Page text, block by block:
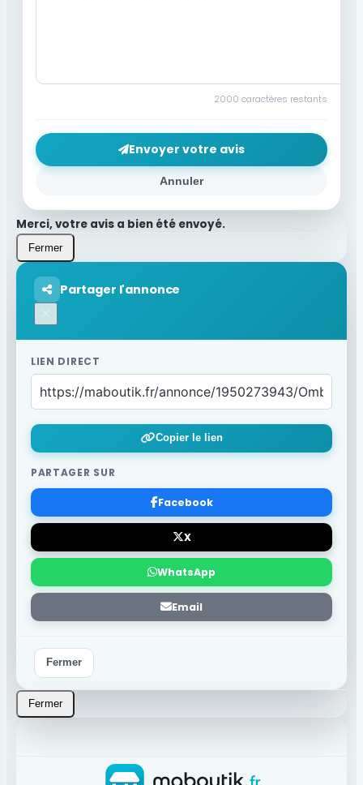
2000 caractères restants
Annuler
Envoyer votre avis
Merci, votre avis a bien été envoyé.
Fermer
Partager l'annonce
LIEN DIRECT
Copier le lien
PARTAGER SUR
Facebook
X
WhatsApp
Email
Fermer
Fermer